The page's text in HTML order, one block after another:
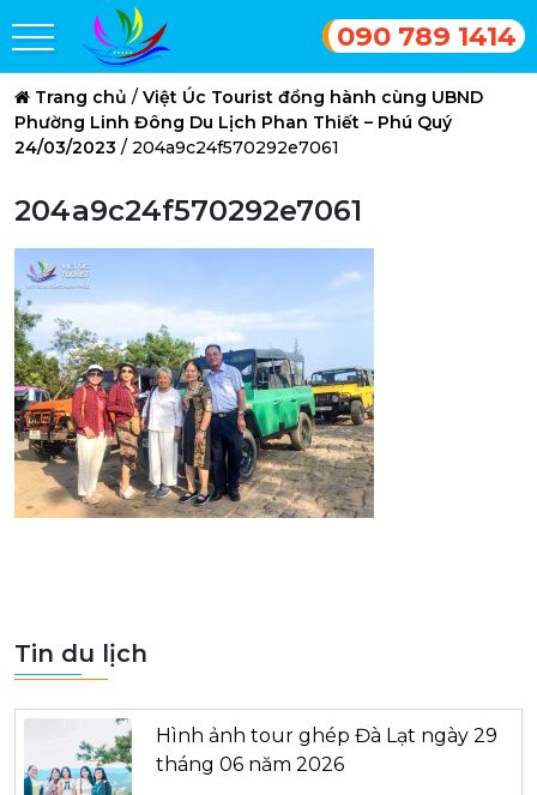
090 789 1414
Trang chủ / Việt Úc Tourist đồng hành cùng UBND
Phường Linh Đông Du Lịch Phan Thiết – Phú Quý
24/03/2023 / 204a9c24f570292e7061
204a9c24f570292e7061
Tin du lịch
Hình ảnh tour ghép Đà Lạt ngày 29
tháng 06 năm 2026